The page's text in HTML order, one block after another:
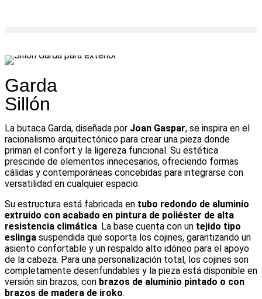
Garda
Sillón
La butaca Garda, diseñada por Joan Gaspar, se inspira en el
racionalismo arquitectónico para crear una pieza donde
priman el confort y la ligereza funcional. Su estética
prescinde de elementos innecesarios, ofreciendo formas
cálidas y contemporáneas concebidas para integrarse con
versatilidad en cualquier espacio.
Su estructura está fabricada en tubo redondo de aluminio
extruido con acabado en pintura de poliéster de alta
resistencia climática. La base cuenta con un tejido tipo
eslinga suspendida que soporta los cojines, garantizando un
asiento confortable y un respaldo alto idóneo para el apoyo
de la cabeza. Para una personalización total, los cojines son
completamente desenfundables y la pieza está disponible en
versión sin brazos, con brazos de aluminio pintado o con
brazos de madera de iroko.